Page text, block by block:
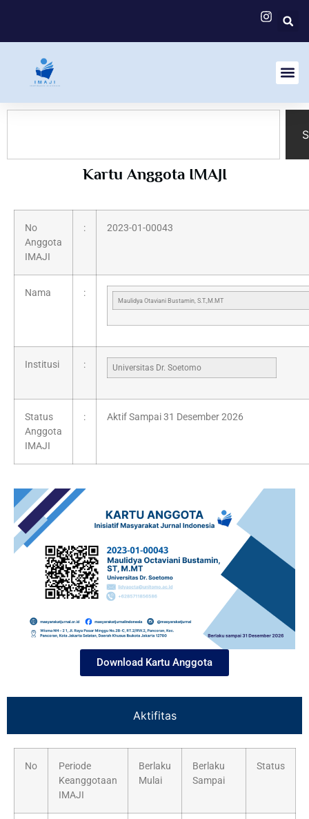
Kartu Anggota IMAJI
No
Anggota
IMAJI
: 2023-01-00043
Nama :
Maulidya Otaviani Bustamin, S.T.,M.MT
Institusi : Universitas Dr. Soetomo
Status
Anggota
IMAJI
: Aktif Sampai 31 Desember 2026
Download Kartu Anggota
Aktifitas
No
Periode
Keanggotaan
IMAJI
Berlaku
Mulai
Berlaku
Sampai
Status